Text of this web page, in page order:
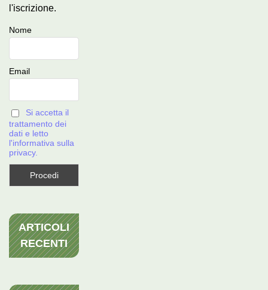
l'iscrizione.
Nome
Email
Si accetta il
trattamento dei
dati e letto
l'informativa sulla
privacy.
ARTICOLI
RECENTI